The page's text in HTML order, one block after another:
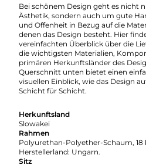
Bei schönem Design geht es nicht
Ästhetik, sondern auch um gute
und Offenheit in Bezug auf die
denen das Design besteht. Hier
vereinfachten Überblick über die
die wichtigsten Materialien,
primären Herkunftsländer des
Querschnitt unten bietet einen
visuellen Einblick, wie das Design
Schicht für Schicht.
Herkunftsland
Slowakei
Rahmen
Polyurethan-Polyether-Schaum, 18
Herstellerland: Ungarn.
Sitz